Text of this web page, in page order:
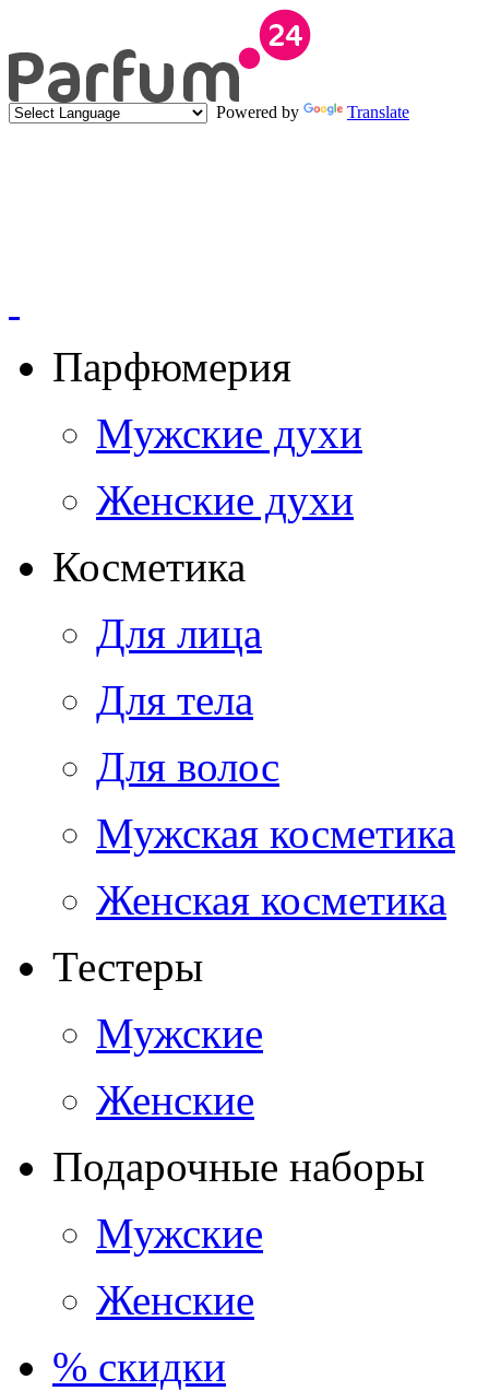
Powered by Translate
Парфюмерия
Мужские духи
Женские духи
Косметика
Для лица
Для тела
Для волос
Мужская косметика
Женская косметика
Тестеры
Мужские
Женские
Подарочные наборы
Мужские
Женские
% скидки